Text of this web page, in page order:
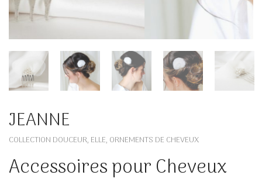
JEANNE
COLLECTION DOUCEUR ELLE ORNEMENTS DE CHEVEUX
Accessoires pour Cheveux